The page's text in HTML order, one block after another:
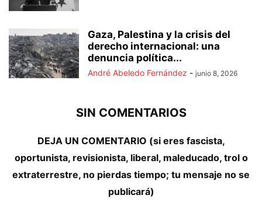
Gaza, Palestina y la crisis del
derecho internacional: una
denuncia política...
André Abeledo Fernández - junio 8, 2026
SIN COMENTARIOS
DEJA UN COMENTARIO (si eres fascista,
oportunista, revisionista, liberal, maleducado, trol o
extraterrestre, no pierdas tiempo; tu mensaje no se
publicará)